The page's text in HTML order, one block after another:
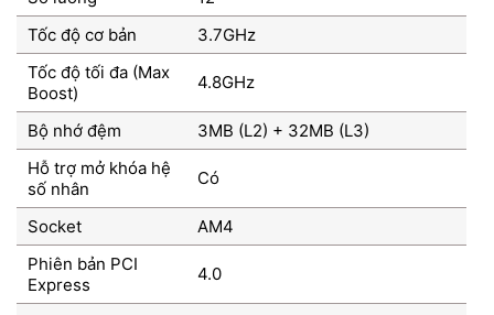
Tốc độ cơ bản
3.7GHz
Tốc độ tối đa (Max
Boost)
4.8GHz
Bộ nhớ đệm
3MB (L2) + 32MB (L3)
Hỗ trợ mở khóa hệ
số nhân
Có
Socket
AM4
Phiên bản PCI
Express
4.0